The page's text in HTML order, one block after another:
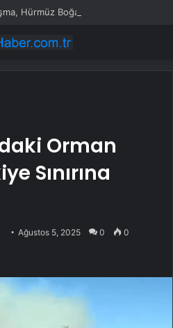
Orman
Sınırına
Ağustos 5, 2025 0 0